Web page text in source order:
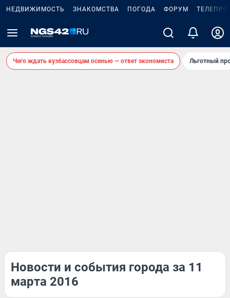
НЕДВИЖИМОСТЬ ЗНАКОМСТВА ПОГОДА ФОРУМ
Чего ждать кузбассовцам осенью — ответ экономиста Льготный
Новости и события города за 11
марта 2016